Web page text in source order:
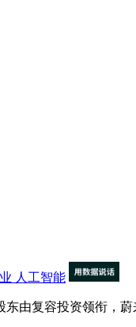
人工智能
由复容投资领衔，